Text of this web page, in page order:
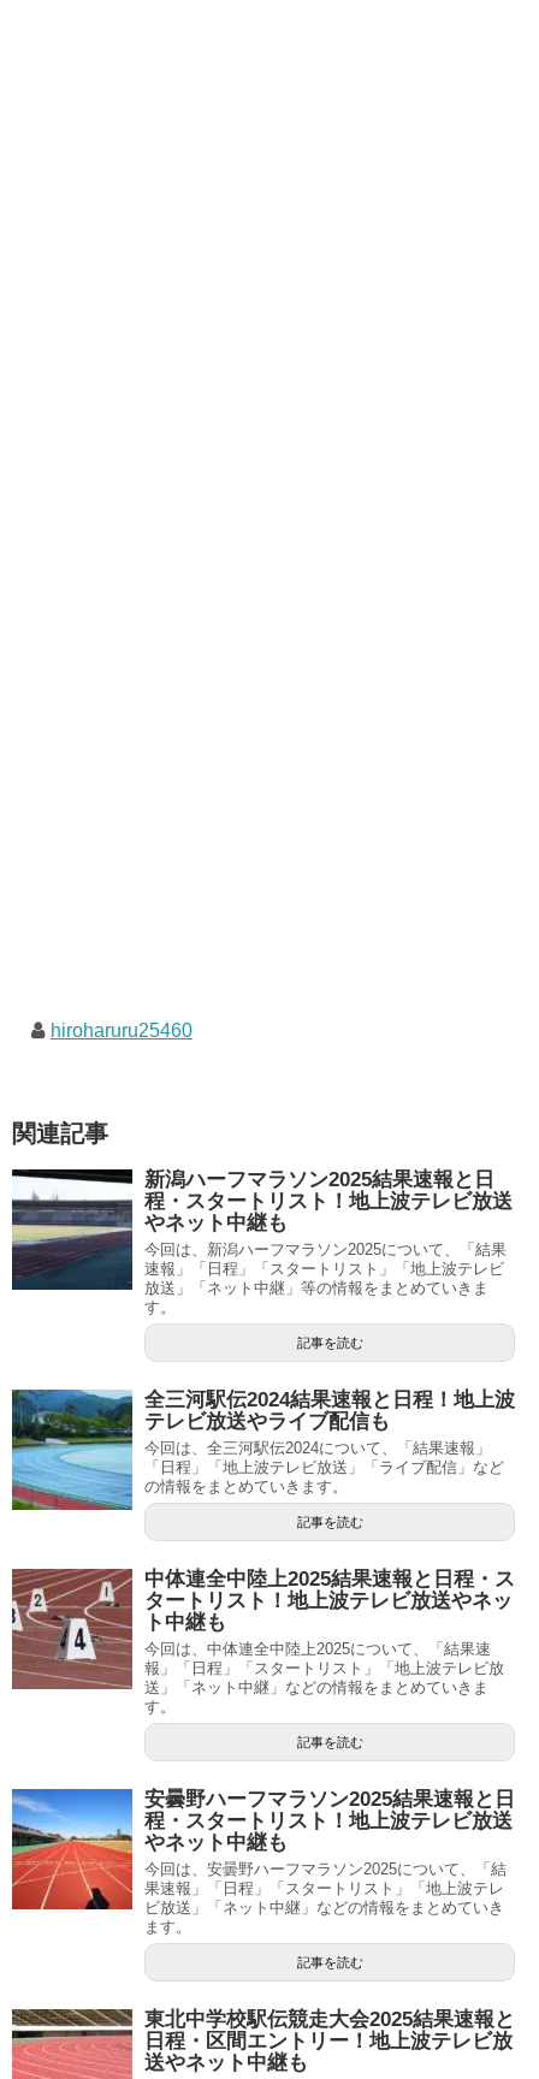
hiroharuru25460
関連記事
新潟ハーフマラソン2025結果速報と日
程・スタートリスト！地上波テレビ放送
やネット中継も
今回は、新潟ハーフマラソン2025について、「結果
速報」「日程」「スタートリスト」「地上波テレビ
放送」「ネット中継」等の情報をまとめていきま
す。
記事を読む
全三河駅伝2024結果速報と日程！地上波
テレビ放送やライブ配信も
今回は、全三河駅伝2024について、「結果速報」
「日程」「地上波テレビ放送」「ライブ配信」など
の情報をまとめていきます。
記事を読む
中体連全中陸上2025結果速報と日程・ス
タートリスト！地上波テレビ放送やネッ
ト中継も
今回は、中体連全中陸上2025について、「結果速
報」「日程」「スタートリスト」「地上波テレビ放
送」「ネット中継」などの情報をまとめていきま
す。
記事を読む
安曇野ハーフマラソン2025結果速報と日
程・スタートリスト！地上波テレビ放送
やネット中継も
今回は、安曇野ハーフマラソン2025について、「結
果速報」「日程」「スタートリスト」「地上波テレ
ビ放送」「ネット中継」などの情報をまとめていき
ます。
記事を読む
東北中学校駅伝競走大会2025結果速報と
日程・区間エントリー！地上波テレビ放
送やネット中継も